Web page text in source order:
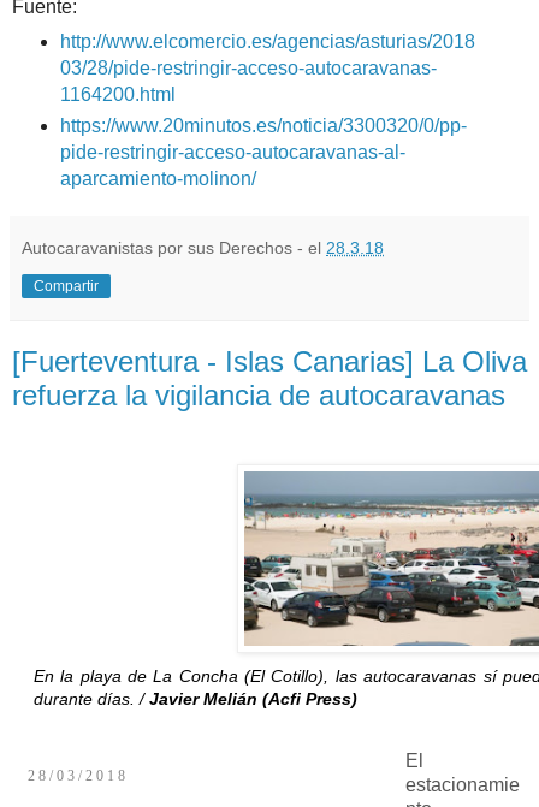
Fuente:
http://www.elcomercio.es/agencias/asturias/2018
03/28/pide-restringir-acceso-autocaravanas-
1164200.html
https://www.20minutos.es/noticia/3300320/0/pp-
pide-restringir-acceso-autocaravanas-al-
aparcamiento-molinon/
Autocaravanistas por sus Derechos - el 28.3.18
Compartir
[Fuerteventura - Islas Canarias] La Oliva
refuerza la vigilancia de autocaravanas
En la playa de La Concha (El Cotillo), las autocaravanas sí
durante días. /Javier Melián (Acfi Press)
28/03/2018
El
estacionamie